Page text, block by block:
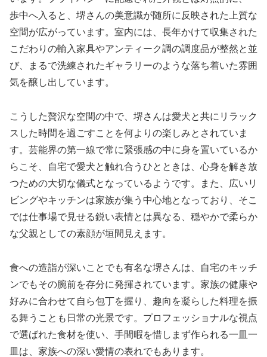
歩中へ入ると、堺さんの美意識が随所に反映された上質な
空間が広がっています。室内には、長年かけて収集された
こだわりの輸入家具やアンティーク調の調度品が整然と並
び、まるで洗練されたギャラリーのような落ち着いた雰囲
気を醸し出しています。
こうした贅沢な空間の中で、堺さんは愛犬と共にリラック
スした時間を過ごすことを何よりの楽しみとされていま
す。芸能界の第一線で常に緊張感の中に身を置いているか
らこそ、自宅で愛犬と触れ合うひとときは、心身を解き放
つための大切な儀式となっているようです。また、広いリ
ビングやキッチンは家族が集う中心地となっており、そこ
では仕事場で見せる鋭い表情とは異なる、穏やかで柔らか
な父親としての素顔が垣間見えます。
食への造詣が深いことでも有名な堺さんは、自宅のキッチ
ンでもその腕前を存分に発揮されています。家族の健康や
好みに合わせて自ら包丁を握り、趣向を凝らした料理を振
る舞うことも日常の光景です。プロフェッショナルな視点
で選ばれた食材を使い、手間暇を惜しまず作られる一皿一
皿は、家族への深い愛情の表れでもあります。